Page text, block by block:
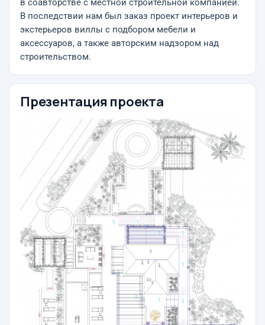
в соавторстве с местной строительной компанией.
В последствии нам был заказ проект интерьеров и
экстерьеров виллы с подбором мебели и
аксессуаров, а также авторским надзором над
строительством.
Презентация проекта